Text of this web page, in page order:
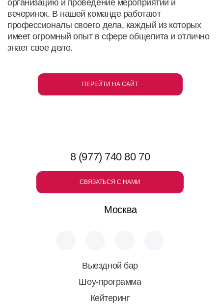
организацию и проведение мероприятий и
вечеринок. В нашей команде работают
профессионалы своего дела, каждый из которых
имеет огромный опыт в сфере общепита и отлично
знает свое дело.
ПЕРЕЙТИ НА САЙТ
8 (977) 740 80 70
СВЯЗАТЬСЯ С НАМИ
Москва
Выездной бар
Шоу-программа
Кейтеринг